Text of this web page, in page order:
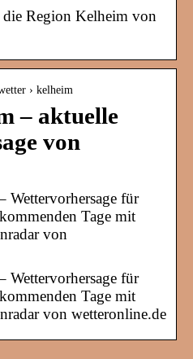
die Region Kelheim von
› kelheim
– aktuelle
von
Wettervorhersage für
Tage mit
von
Wettervorhersage für
Tage mit
von wetteronline.de